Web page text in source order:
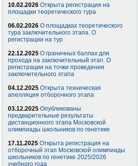
10.02.2026 Открыта регистрация на
площадки теоретического тура
06.02.2026 О площадках теоретического
тура заключительного этапа. О
регистрации на тур
22.12.2025 О граничных баллах для
прохода на заключительный этап. О
регистрации на точки проведения
заключительного этапа
04.12.2025 Открыта техническая
апелляция отборочного этапа
03.12.2025 Опубликованы
предварительные результаты
дистанционного этапа Московской
олимпиады школьников по генетике
17.11.2025 Открыта регистрация на
отборочный этап Московской олимпиады
школьников по генетике 2025/2026
учебного года